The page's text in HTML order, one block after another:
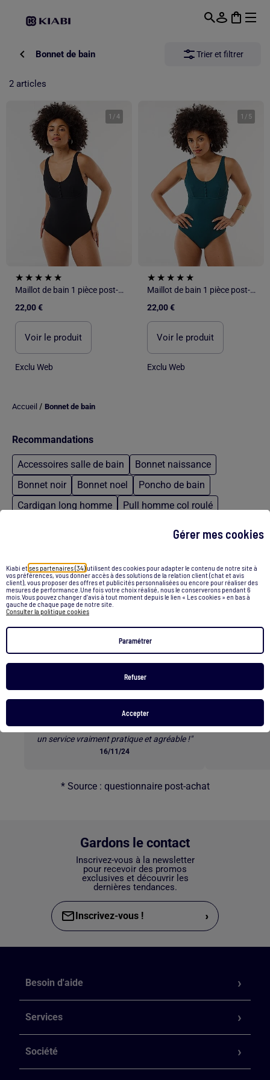
Gérer mes cookies
Kiabi et ses partenaires (34)utilisent des cookies pour adapter le contenu de notre site à
vos préférences, vous donner accès à des solutions de la relation client (chat et avis
client), vous proposer des offres et publicités personnalisées ou encore pour réaliser des
mesures de performance.Une fois votre choix réalisé, nous le conserverons pendant 6
mois.Vous pouvez changer d’avis à tout moment depuis le lien « Les cookies » en bas à
gauche de chaque page de notre site.
Consulter la politique cookies
Paramétrer
Refuser
Accepter
Bonnet de bain Trier et filtrer
2 articles
1 /4
Maillot de bain 1 pièce post-opératoire
22,00 €
Voir le produit
Exclu Web
1 / 5
Maillot de bain 1 pièce post-opératoire
22,00 €
Voir le produit
Exclu Web
Accueil / Bonnet de bain
Recommandations
Accessoires salle de bain
Bonnet naissance
Bonnet noir
Bonnet noel
Poncho de bain
Cardigan long homme
Pull homme col roulé
Retour au contenu principal
Les clients parlent de nos
E-RÉSERVATION
l’avance et ensuite venir les essayer en
magasin est une excellente option. C’est
un service vraiment pratique et agréable !"
16/11/24
«
* Source : questionnaire post-achat
Gardons le contact
Inscrivez-vous à la newsletter
pour recevoir des promos
exclusives et découvrir les
dernières tendances.
Inscrivez-vous ! ›
Besoin d'aide
Services
Société